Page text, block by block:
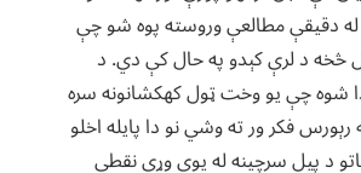
له دقیقې مطالعې وروسته پوه شو چې
څخه د لرې کېدو په حال کې دي. د
شوه چې یو وخت ټول کهکشانونه سره
رېورس فکر ور ته وشي نو دا پایله اخلو
د پیل سرچینه له یوې وړې نقطې